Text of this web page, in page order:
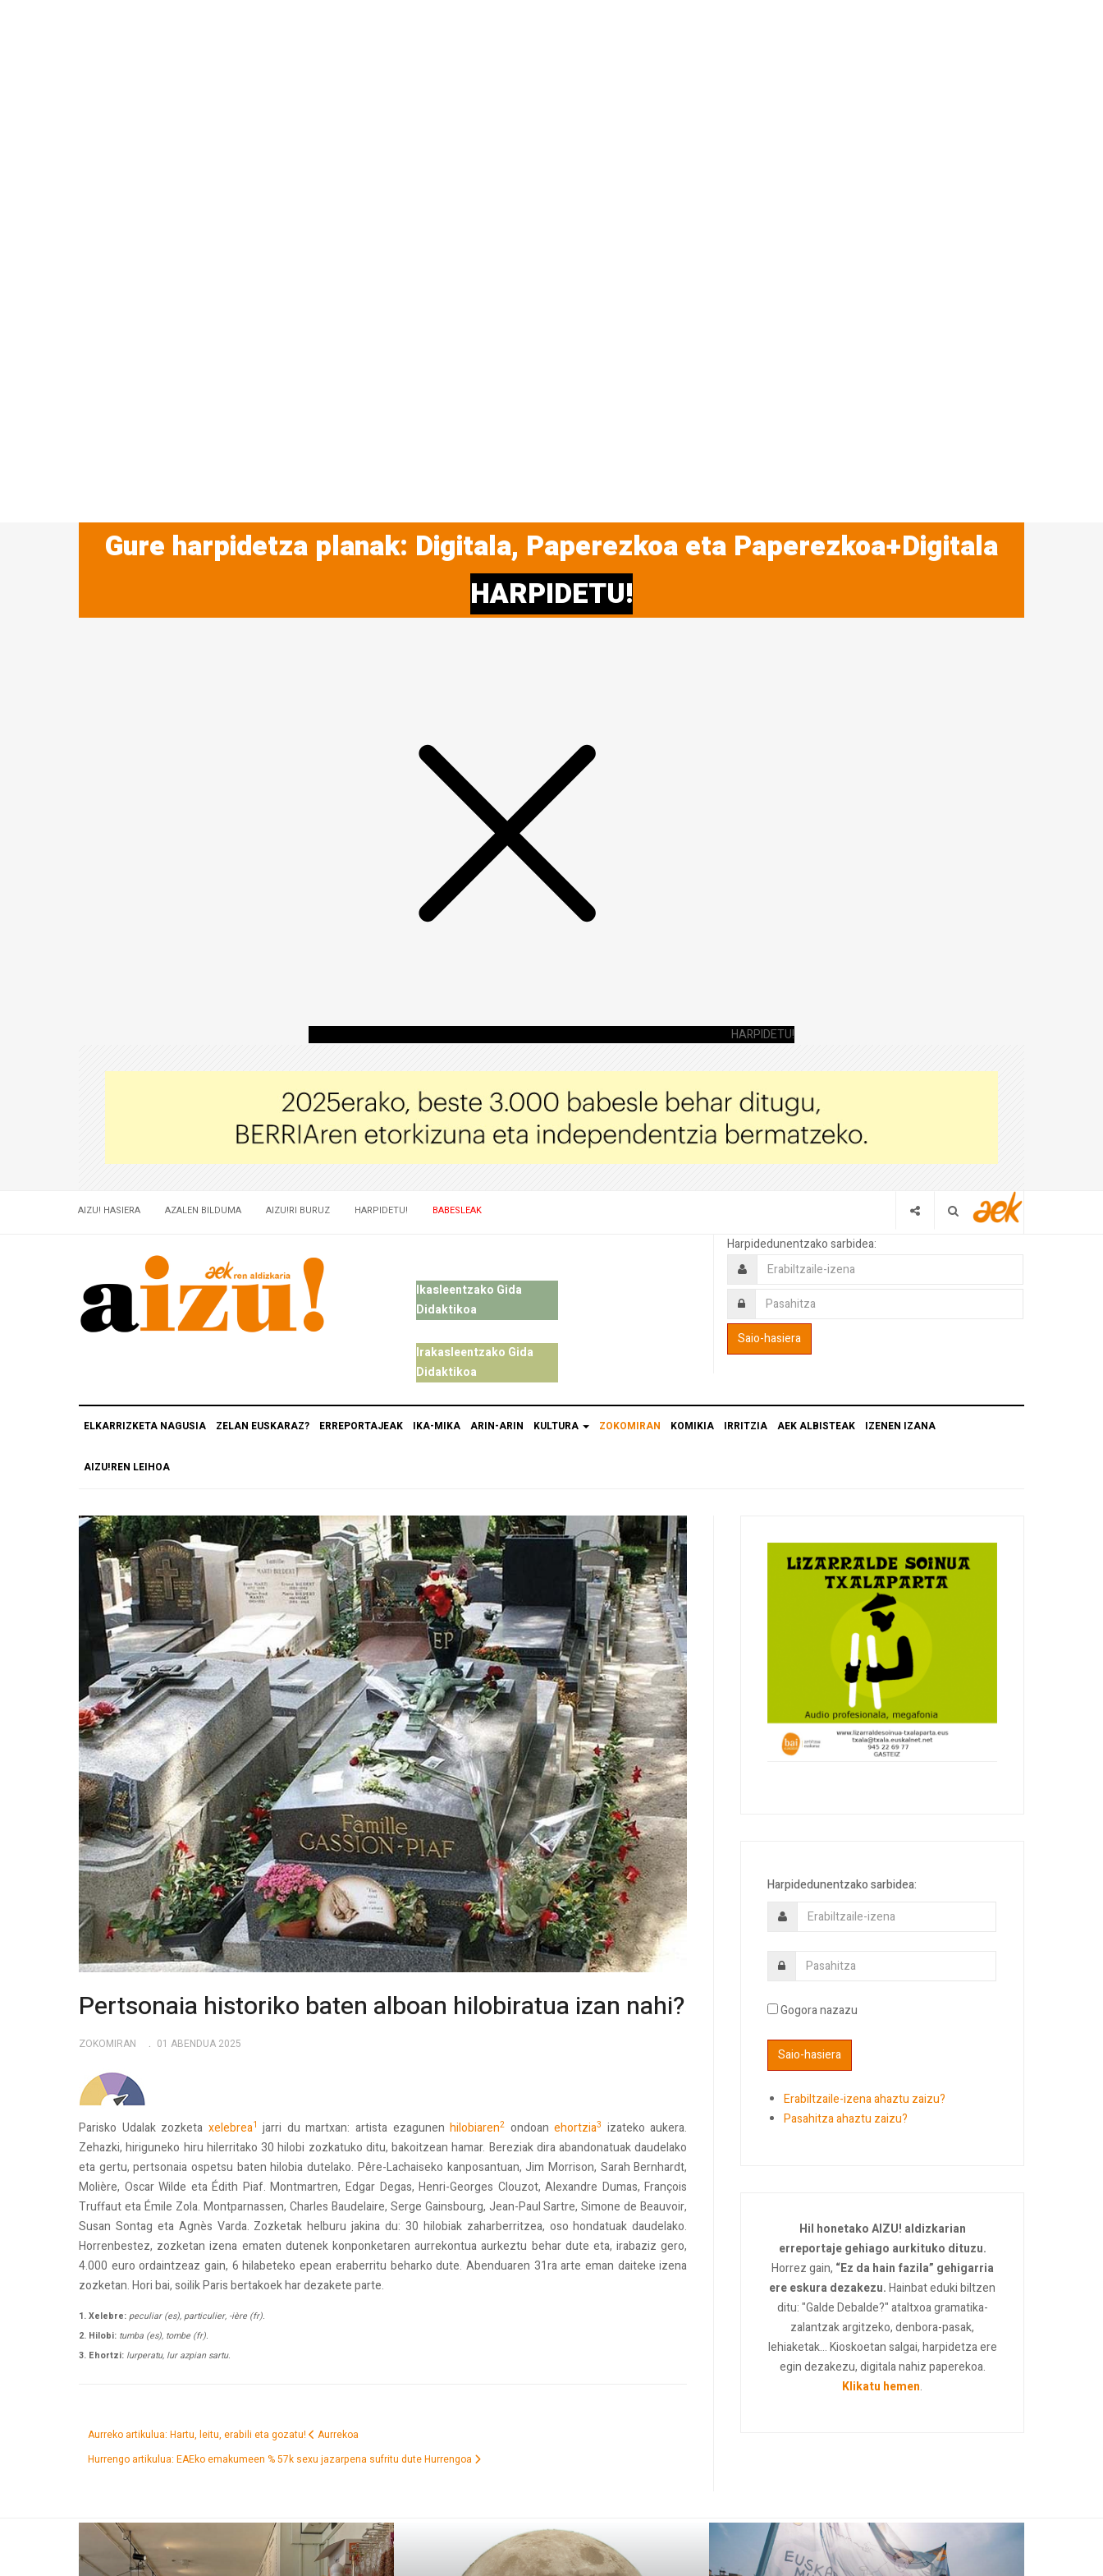
Gure harpidetza planak: Digitala, Paperezkoa eta Paperezkoa+Digitala
HARPIDETU!
HARPIDETU!
AIZU! HASIERA AZALEN BILDUMA AIZU!RI BURUZ HARPIDETU! BABESLEAK
Ikasleentzako Gida
Didaktikoa
Irakasleentzako Gida
Didaktikoa
Harpidedunentzako sarbidea:
ELKARRIZKETA NAGUSIA ZELAN EUSKARAZ? ERREPORTAJEAK IKA-MIKA ARIN-ARIN KULTURA ZOKOMIRAN KOMIKIA IRRITZIA AEK ALBISTEAK IZENEN IZANA
AIZU!REN LEIHOA
Pertsonaia historiko baten alboan hilobiratua izan nahi?
ZOKOMIRAN 01 ABENDUA 2025
Parisko Udalak zozketa xelebrea1 jarri du martxan: artista ezagunenhilobiaren2 ondoanehortzia3 izateko aukera.
Zehazki, hiriguneko hiru hilerritako 30 hilobi zozkatuko ditu, bakoitzean hamar. Bereziak dira abandonatuak daudelako
eta gertu, pertsonaia ospetsu baten hilobia dutelako. Pêre-Lachaiseko kanposantuan, Jim Morrison, Sarah Bernhardt,
Molière, Oscar Wilde eta Édith Piaf. Montmartren, Edgar Degas, Henri-Georges Clouzot, Alexandre Dumas, François
Truffaut eta Émile Zola. Montparnassen, Charles Baudelaire, Serge Gainsbourg, Jean-Paul Sartre, Simone de Beauvoir,
Susan Sontag eta Agnès Varda. Zozketak helburu jakina du: 30 hilobiak zaharberritzea, oso hondatuak daudelako.
Horrenbestez, zozketan izena ematen dutenek konponketaren aurrekontua aurkeztu behar dute eta, irabaziz gero,
4.000 euro ordaintzeaz gain, 6 hilabeteko epean eraberritu beharko dute. Abenduaren 31ra arte eman daiteke izena
zozketan. Hori bai, soilik Paris bertakoek har dezakete parte.
1. Xelebre: peculiar (es), particulier, -ière (fr).
2. Hilobi: tumba (es), tombe (fr).
3. Ehortzi: lurperatu, lur azpian sartu.
Aurreko artikulua: Hartu, leitu, erabili eta gozatu!
Aurrekoa
Hurrengo artikulua: EAEko emakumeen % 57k sexu jazarpena sufritu duteHurrengoa
Harpidedunentzako sarbidea:
Gogora nazazu
Erabiltzaile-izena ahaztu zaizu?
Pasahitza ahaztu zaizu?
Hil honetako AIZU! aldizkarian
erreportaje gehiago aurkituko dituzu.
Horrez gain, “Ez da hain fazila” gehigarria
ere eskura dezakezu.Hainbat eduki biltzen
ditu: "Galde Debalde?" ataltxoa gramatika-
zalantzak argitzeko, denbora-pasak,
lehiaketak... Kioskoetan salgai, harpidetza ere
egin dezakezu, digitala nahiz paperekoa.
Klikatu hemen.